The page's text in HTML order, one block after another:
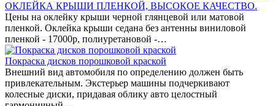
ОКЛЕЙКА КРЫШИ ПЛЕНКОЙ, ВЫСОКОЕ КАЧЕСТВО.
Цены на оклейку крыши черной глянцевой или матовой
пленкой. Оклейка крыши седана без антенны виниловой
пленкой - 17000р, полиуретановой -…
Покраска дисков порошковой краской
Внешний вид автомобиля по определению должен быть
привлекательным. Экстерьер машины подчеркивают
колесные диски, придавая облику авто целостный